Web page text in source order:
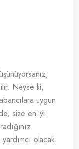
Neyse ki,
uygun
size en iyi
olacak